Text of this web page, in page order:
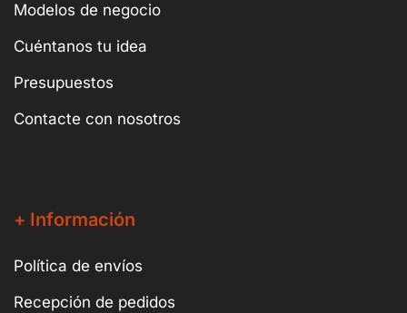
Modelos de negocio
Cuéntanos tu idea
Presupuestos
Contacte con nosotros
+ Información
Política de envíos
Recepción de pedidos